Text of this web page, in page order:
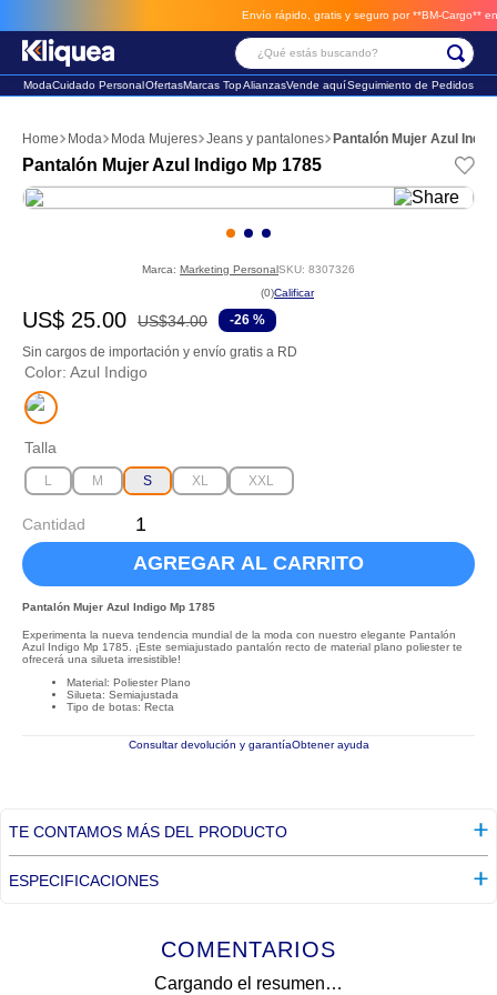
Envío rápido, gratis y seguro por **BM-Cargo**
¿Qué estás buscando?
ModaCuidado PersonalOfertasMarcas TopAlianzasVende aquíSeguimiento de Pedidos
Moda Moda Mujeres Jeans y pantalones Pantalón Mujer Azul
Pantalón Mujer Azul Indigo Mp 1785
Marca: Marketing PersonalSKU: 8307326
☆
(0)
US$ 25.00 US$34.00 -26 %
Sin cargos de importación y envío gratis a RD
Color: Azul Indigo
Talla
L M S XL XXL
Cantidad
AGREGAR AL CARRITO
Pantalón Mujer Azul Indigo Mp 1785
Experimenta la nueva tendencia mundial de la moda con nuestro elegante Pantalón
Azul Indigo Mp 1785. ¡Este semiajustado pantalón recto de material plano poliester te
ofrecerá una silueta irresistible!
Material: Poliester Plano
Silueta: Semiajustada
Tipo de botas: Recta
Consultar devolución y garantíaObtener ayuda
TE CONTAMOS MÁS DEL PRODUCTO
ESPECIFICACIONES
COMENTARIOS
Cargando el resumen…
2. futbol